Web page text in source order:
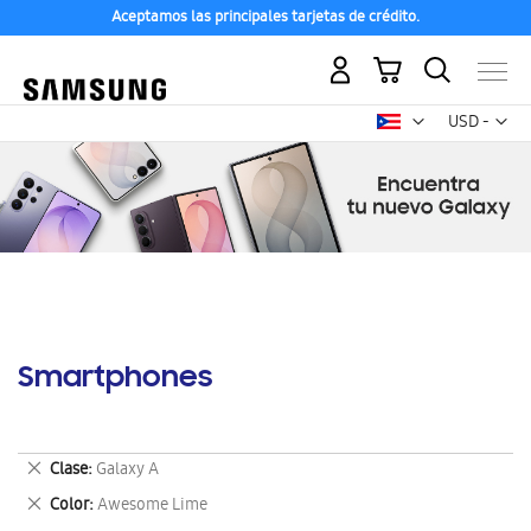
Aceptamos las principales tarjetas de crédito.
USD -
dólar
Mi carrito
Smartphones
Clase Galaxy A
Eliminar
este
artículo
Color Awesome Lime
Eliminar